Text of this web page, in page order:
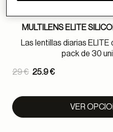
MULTILENS ELITE
Las lentillas diarias
pack de 30
Price reduced from
29 € 25.9 €
VER